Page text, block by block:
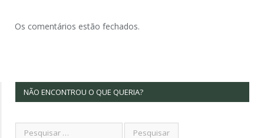
Os comentários estão fechados.
NÃO ENCONTROU O QUE QUERIA?